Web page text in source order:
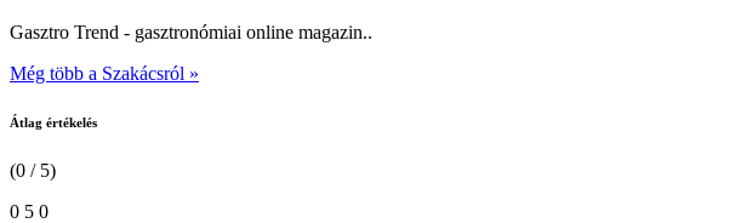
Gasztro Trend - gasztronómiai online magazin..
Még több a Szakácsról »
Átlag értékelés
(0 / 5)
0 5 0